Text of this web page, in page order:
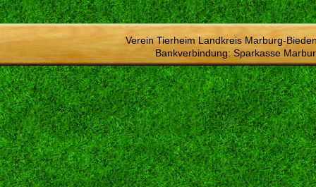
Verein Tierheim Landkreis Marburg-
Bankverbindung: Sparkasse